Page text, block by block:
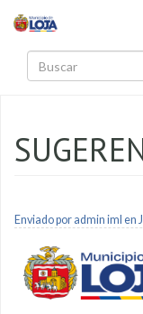
Enviado por admin iml en